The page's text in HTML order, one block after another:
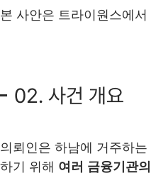
본 사안은 트라이원스에
02. 사건 개요
의뢰인은 하남에 거주하
하기 위해 여러 금융기관